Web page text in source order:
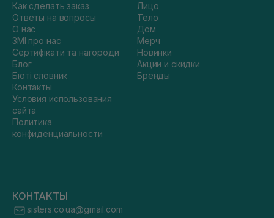
Как сделать заказ
Ответы на вопросы
О нас
ЗМІ про нас
Сертифікати та нагороди
Блог
Бюті словник
Контакты
Условия использования
сайта
Политика
конфиденциальности
Лицо
Тело
Дом
Мерч
Новинки
Акции и скидки
Бренды
КОНТАКТЫ
sisters.co.ua@gmail.com